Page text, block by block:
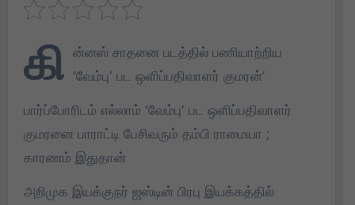
கி ன்னஸ் சாதனை படத்தில் பணியாற்றிய
‘வேம்பு’ பட ஒளிப்பதிவாளர் குமரன்’
பார்ப்போரிடம் எல்லாம் ‘வேம்பு’ பட ஒளிப்பதிவாளர்
குமரனை பாராட்டி பேசிவரும் தம்பி ராமையா ;
காரணம் இதுதான்
அறிமுக இயக்குநர் ஜஸ்டின் பிரபு இயக்கத்தில்